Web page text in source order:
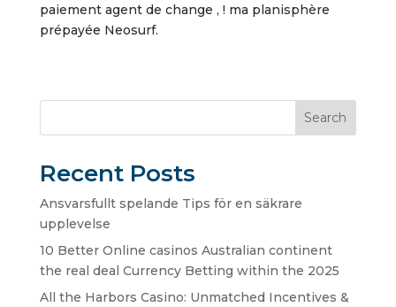
paiement agent de change , ! ma planisphère
prépayée Neosurf.
Search
Recent Posts
Ansvarsfullt spelande Tips för en säkrare
upplevelse
10 Better Online casinos Australian continent
the real deal Currency Betting within the 2025
All the Harbors Casino: Unmatched Incentives &